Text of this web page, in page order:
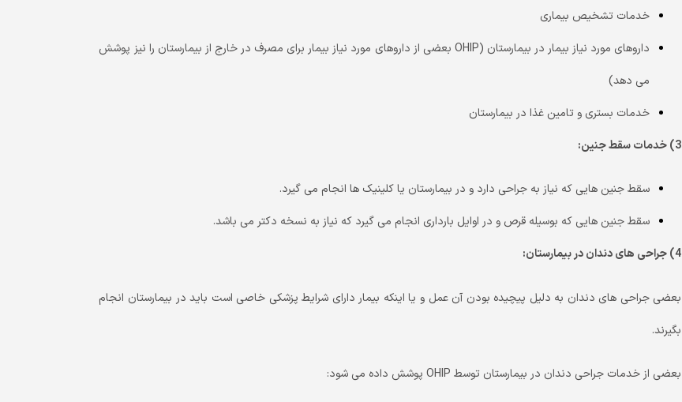
خدمات تشخیص بیماری
داروهای مورد نیاز بیمار در بیمارستان (OHIP بعضی از داروهای مورد نیاز بیمار برای مصرف در خارج از بیمارستان را نیز پوشش
می دهد)
خدمات بستری و تامین غذا در بیمارستان
3) خدمات سقط جنین:
سقط جنین هایی که نیاز به جراحی دارد و در بیمارستان یا کلینیک ها انجام می گیرد.
سقط جنین هایی که بوسیله قرص و در اوایل بارداری انجام می گیرد که نیاز به نسخه دکتر می باشد.
4) جراحی های دندان در بیمارستان:
بعضی جراحی های دندان به دلیل پیچیده بودن آن عمل و یا اینکه بیمار دارای شرایط پزشکی خاصی است باید در بیمارستان انجام
بگیرند.
بعضی از خدمات جراحی دندان در بیمارستان توسط OHIP پوشش داده می شود: